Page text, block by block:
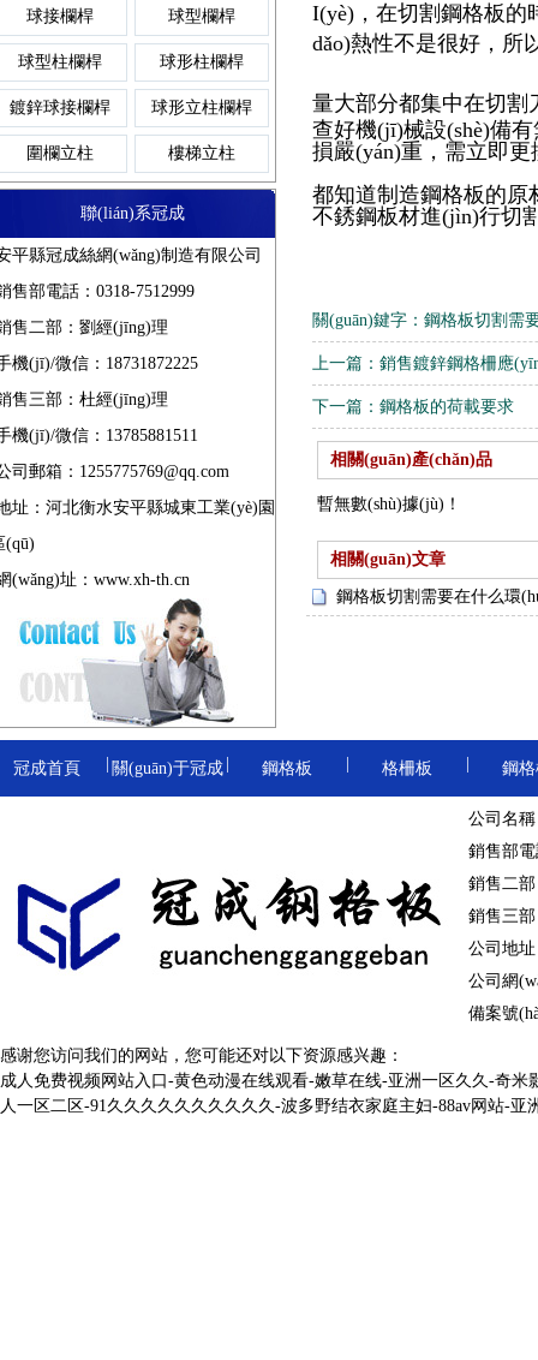
壓焊鋼格板
吊頂鋼格板
重型鋼格板
防滑鋼格板
電鍍鋅鋼格板
齒形鋼格板
復(fù)合鋼格板
熱鍍鋅鋼格板
金屬踏步板 鋼梯踏步板
熱鍍鋅踏步板
球接欄桿 球型欄桿
球型柱欄桿 球形柱欄桿
鍍鋅球接欄桿 球形立柱欄桿
圍欄立柱 樓梯立柱
聯(lián)系冠成
平縣冠成絲網(wǎng)制造有限公司
售部電話：0318-7512999
售二部：劉經(jīng)理
機(jī)/微信：18731872225
售三部：杜經(jīng)理
機(jī)/微信：13785881511
司郵箱：1255775769@qq.com
址：河北衡水安平縣城東工業(yè)園
(qū)
(wǎng)址： www.xh-th.cn
I(yè)，在切割鋼格板的
dǎo)熱性不是很好，所
量大部分都集中在切割
查好機(jī)械設(shè)備
損嚴(yán)重，需立即
都知道制造鋼格板的原
不銹鋼板材進(jìn)行切
關(guān)鍵字： 鋼格板切割需
上一篇： 銷售鍍鋅鋼格柵應
下一篇： 鋼格板的荷載要求
相關(guān)產(chǎn)品
暫無數(shù)據(jù)！
相關(guān)文章
鋼格板切割需要在什么環
冠成首頁 關(guān)于冠成 鋼格板
棧橋鋼格板
網(wǎng)格板
格柵板
地溝格
洗車房
|
鋼
冷鍍鋅鋼格柵板
鋼格柵板
異型鋼格柵板
防滑溝蓋板
|
熱鍍鋅溝蓋板 金屬踏步板
|
樓梯
|
圍欄
球形立
公司名
銷售部電
銷售二
銷售三
公司地
公司網
備案號
感谢您访问我们的网站，您可能还对以下资源感兴趣：
成人免费视频网站入口-黄色动漫在线观看-嫩草在线-亚洲一区久久-奇
人一区二区-91久久久久久久久久久久-波多野结衣家庭主妇-88av网站-